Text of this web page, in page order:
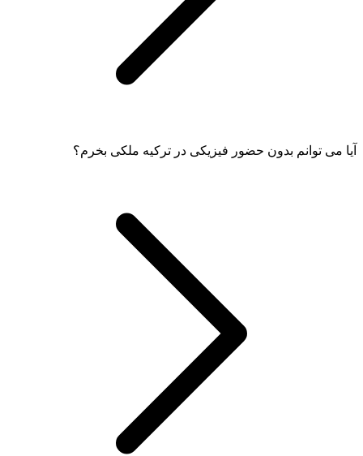
آیا می توانم بدون حضور فیزیکی در ترکیه ملکی بخرم؟